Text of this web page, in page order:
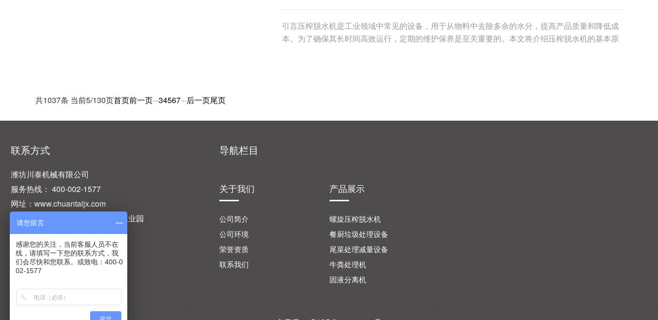
引言压榨脱水机是工业领域中常见的设备，用于从物料中去除多余的水分，提高产品质量和降低成
本。为了确保其长时间高效运行，定期的维护保养是至关重要的。本文将介绍压榨脱水机的基本原
共1037条 当前5/130页首页前一页···34567···后一页尾页
联系方式
潍坊川泰机械有限公司
服务热线： 400-002-1577
网址：www.chuantaijx.com
地址：山东省潍坊市坊子区民营工业园
导航栏目
关于我们
公司简介
公司环境
荣誉资质
联系我们
产品展示
螺旋压榨脱水机
餐厨垃圾处理设备
尾菜处理减量设备
牛粪处理机
固液分离机
请您留言
感谢您的关注，当前客服人员不在
线，请填写一下您的联系方式，我
们会尽快和您联系。或致电：400-0
02-1577